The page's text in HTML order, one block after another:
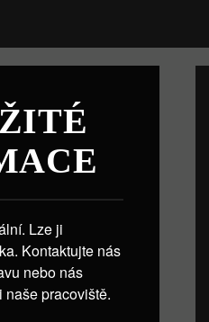
Lze ji
Kontaktujte nás
nebo nás
naše pracoviště.